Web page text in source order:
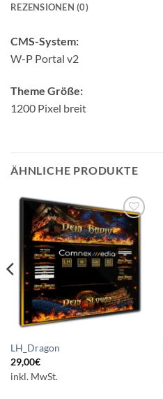
REZENSIONEN (0)
CMS-System:
W-P Portal v2
Theme Größe:
1200 Pixel breit
ÄHNLICHE PRODUKTE
Auf die
Wunschliste
setzen
LH_Dragon
29,00€
inkl. MwSt.